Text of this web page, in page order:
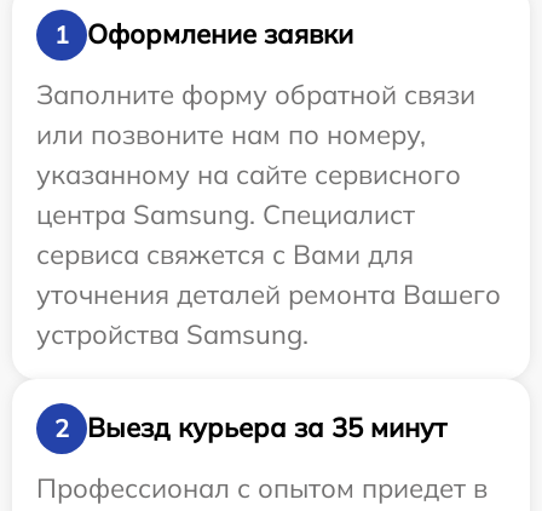
1
Оформление заявки
Заполните форму обратной связи
или позвоните нам по номеру,
указанному на сайте сервисного
центра Samsung. Специалист
сервиса свяжется с Вами для
уточнения деталей ремонта Вашего
устройства Samsung.
2
Выезд курьера за 35 минут
Профессионал с опытом приедет в